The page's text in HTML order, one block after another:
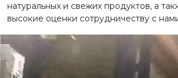
натуральных и свежих продуктов, а
высокие оценки сотрудничеству с